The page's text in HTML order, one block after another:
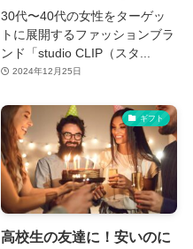
30代〜40代の女性をターゲッ
トに展開するファッションブラ
ンド「studio CLIP（スタ...
2024年12月25日
ギフト
高校生の友達に！安いのに